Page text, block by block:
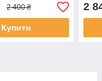
2 400 ₴
Купити
2